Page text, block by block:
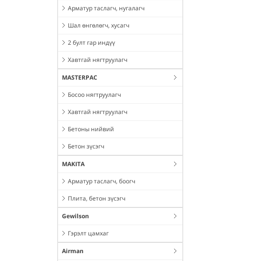
Арматур таслагч, нугалагч
Шал өнгөлөгч, хусагч
2 булт гар индүү
Хавтгай нягтруулагч
MASTERPAC
Босоо нягтруулагч
Хавтгай нягтруулагч
Бетоны нийвий
Бетон зүсэгч
MAKITA
Арматур таслагч, боогч
Плита, бетон зүсэгч
Gewilson
Гэрэлт цамхаг
Airman